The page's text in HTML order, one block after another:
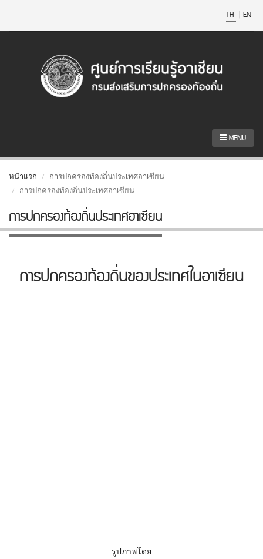
TH | EN
MENU
หน้าแรก
การปกครองท้องถิ่นประเทศอาเซียน
การปกครองท้องถิ่นประเทศอาเซียน
การปกครองท้องถิ่นประเทศอาเซียน
การปกครองท้องถิ่นของประเทศในอาเซียน
รูปภาพโดย